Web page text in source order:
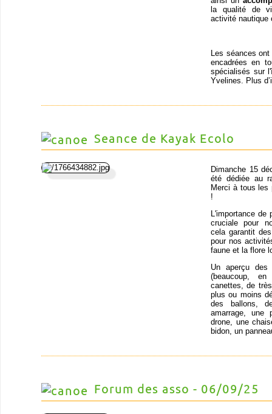
la qualité de
activité nautique
Les séances
encadrées en
spécialisés sur
Yvelines. Plus
Seance de Kayak Ecolo
Dimanche 15
été dédiée au
Merci à tous les
!
L'importance de
cruciale pour
cela garantit
pour nos
faune et la flore
Un aperçu
(beaucoup,
canettes, de
plus ou moins
des ballons,
amarrage, une
drone, une
bidon, un
Forum des asso - 06/09/25